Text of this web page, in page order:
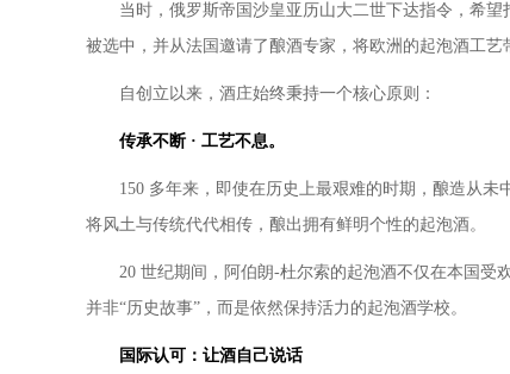
当时，俄罗斯帝国沙皇亚历山大二世下达指令，希
被选中，并从法国邀请了酿酒专家，将欧洲的起泡酒工艺
自创立以来，酒庄始终秉持一个核心原则：
传承不断 · 工艺不息。
150 多年来，即使在历史上最艰难的时期，酿造从
将风土与传统代代相传，酿出拥有鲜明个性的起泡酒。
20 世纪期间，阿伯朗-杜尔索的起泡酒不仅在本国受
并非“历史故事”，而是依然保持活力的起泡酒学校。
国际认可：让酒自己说话